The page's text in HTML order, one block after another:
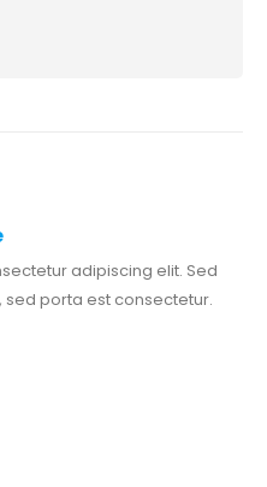
adipiscing elit. Sed
porta est consectetur.